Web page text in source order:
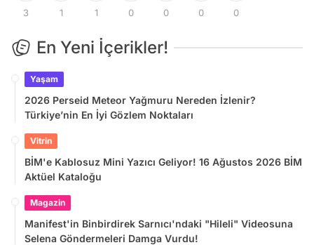
3 1 1 0 0 0 0
En Yeni İçerikler!
Yaşam
2026 Perseid Meteor Yağmuru Nereden İzlenir?
Türkiye’nin En İyi Gözlem Noktaları
Vitrin
BİM'e Kablosuz Mini Yazıcı Geliyor! 16 Ağustos 2026 BİM
Aktüel Kataloğu
Magazin
Manifest'in Binbirdirek Sarnıcı'ndaki "Hileli" Videosuna
Selena Göndermeleri Damga Vurdu!